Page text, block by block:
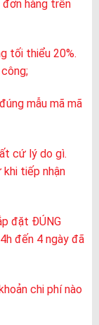
đơn hàng trên
tối thiểu 20%.
mẫu mã mã
cứ lý do gì.
tiếp nhận
đặt ĐÚNG
đến 4 ngày đã
chi phí nào